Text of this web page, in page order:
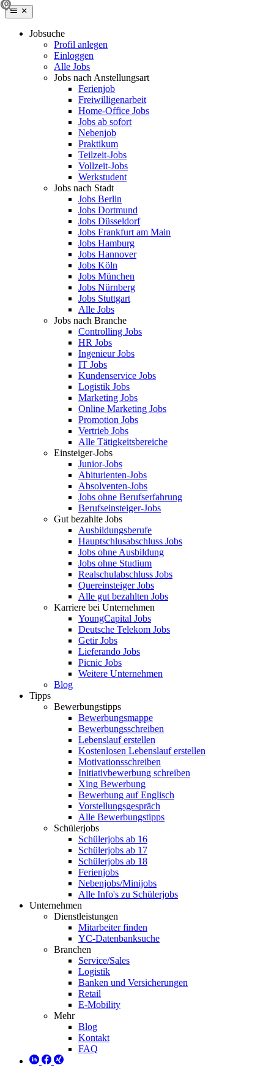
Jobsuche
Profil anlegen
Einloggen
Alle Jobs
Jobs nach Anstellungsart
Ferienjob
Freiwilligenarbeit
Home-Office Jobs
Jobs ab sofort
Nebenjob
Praktikum
Teilzeit-Jobs
Vollzeit-Jobs
Werkstudent
Jobs nach Stadt
Jobs Berlin
Jobs Dortmund
Jobs Düsseldorf
Jobs Frankfurt am Main
Jobs Hamburg
Jobs Hannover
Jobs Köln
Jobs München
Jobs Nürnberg
Jobs Stuttgart
Alle Jobs
Jobs nach Branche
Controlling Jobs
HR Jobs
Ingenieur Jobs
IT Jobs
Kundenservice Jobs
Logistik Jobs
Marketing Jobs
Online Marketing Jobs
Promotion Jobs
Vertrieb Jobs
Alle Tätigkeitsbereiche
Einsteiger-Jobs
Junior-Jobs
Abiturienten-Jobs
Absolventen-Jobs
Jobs ohne Berufserfahrung
Berufseinsteiger-Jobs
Gut bezahlte Jobs
Ausbildungsberufe
Hauptschlusabschluss Jobs
Jobs ohne Ausbildung
Jobs ohne Studium
Realschulabschluss Jobs
Quereinsteiger Jobs
Alle gut bezahlten Jobs
Karriere bei Unternehmen
YoungCapital Jobs
Deutsche Telekom Jobs
Getir Jobs
Lieferando Jobs
Picnic Jobs
Weitere Unternehmen
Blog
Tipps
Bewerbungstipps
Bewerbungsmappe
Bewerbungsschreiben
Lebenslauf erstellen
Kostenlosen Lebenslauf erstellen
Motivationsschreiben
Initiativbewerbung schreiben
Xing Bewerbung
Bewerbung auf Englisch
Vorstellungsgespräch
Alle Bewerbungstipps
Schülerjobs
Schülerjobs ab 16
Schülerjobs ab 17
Schülerjobs ab 18
Ferienjobs
Nebenjobs/Minijobs
Alle Info's zu Schülerjobs
Unternehmen
Dienstleistungen
Mitarbeiter finden
YC-Datenbanksuche
Branchen
Service/Sales
Logistik
Banken und Versicherungen
Retail
E-Mobility
Mehr
Blog
Kontakt
FAQ